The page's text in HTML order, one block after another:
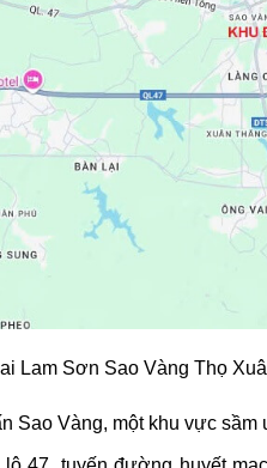
Lam Sơn Sao Vàng Thọ
Sao Vàng, một khu vực